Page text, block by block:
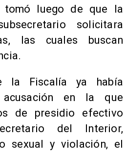
tomó luego de que la
solicitara
las cuales buscan
la Fiscalía ya había
acusación en la que
de presidio efectivo
del Interior,
sexual y violación, el